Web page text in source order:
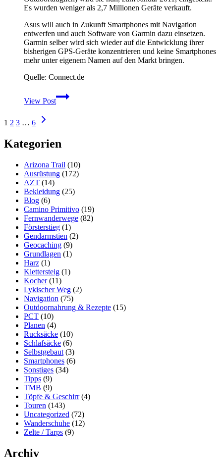
Es wurden weniger als 2,7 Millionen Geräte verkauft.
Asus will auch in Zukunft Smartphones mit Navigation
entwerfen und auch Software von Garmin dazu einsetzen.
Garmin selber wird sich wieder auf die Entwicklung ihrer
bisherigen GPS-Geräte konzentrieren und keine Smartphones
mehr unter eigenem Namen auf den Markt bringen.
Quelle: Connect.de
View Post
Garmin
beendet
Welt
Smartphones
Seitennavigation
1 2 3 … 6
Nächste
Kategorien
Arizona Trail (10)
Ausrüstung (172)
AZT (14)
Bekleidung (25)
Blog (6)
Camino Primitivo (19)
Fernwanderwege (82)
Försterstieg (1)
Gendarmstien (2)
Geocaching (9)
Grundlagen (1)
Harz (1)
Klettersteig (1)
Kocher(11)
Lykischer Weg (2)
Navigation (75)
Outdoornahrung & Rezepte (15)
PCT (10)
Planen (4)
Rucksäcke (10)
Schlafsäcke (6)
Selbstgebaut (3)
Smartphones (6)
Sonstiges (34)
Tipps (9)
TMB (9)
Töpfe & Geschirr(4)
Touren (143)
Uncategorized (72)
Wanderschuhe (12)
Zelte / Tarps (9)
Archiv